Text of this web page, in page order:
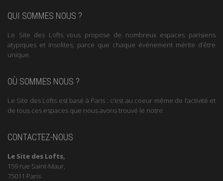
QUI SOMMES NOUS ?
Le Site des Lofts vous propose de nombreux espaces parisiens
atypiques et insolites, parce que chaque événement mérite d’être
unique.
OÙ SOMMES NOUS ?
Le Site des Lofts est basé à Paris : c’est au coeur même de l’activité et
de tous ces espaces que nous avons trouvé le notre.
CONTACTEZ-NOUS
Le Site des Lofts,
159 rue Saint-Maur,
75011 Paris